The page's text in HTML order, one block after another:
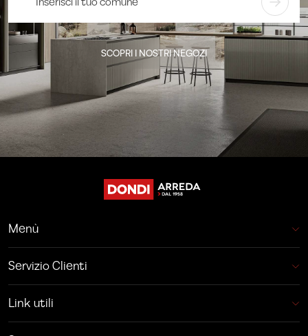
SCOPRI I NOSTRI NEGOZI
Menù
Servizio Clienti
Link utili